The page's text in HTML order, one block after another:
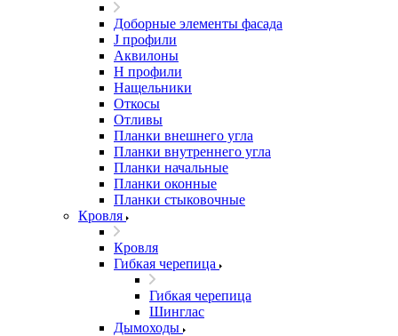
Доборные элементы фасада
J профили
Аквилоны
Н профили
Нащельники
Откосы
Отливы
Планки внешнего угла
Планки внутреннего угла
Планки начальные
Планки оконные
Планки стыковочные
Кровля
Кровля
Гибкая черепица
Гибкая черепица
Шинглас
Дымоходы